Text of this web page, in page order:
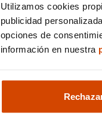
Utilizamos cookies
publicidad
opciones de
información en nuestra